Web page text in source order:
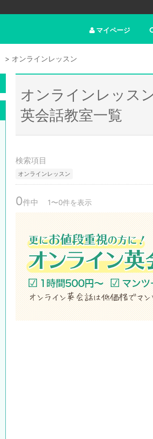
マイページ
オンラインレッスン
オンラインレッス
英会話教室一覧
検索項目
オンラインレッスン
0件中 1〜0件を表示